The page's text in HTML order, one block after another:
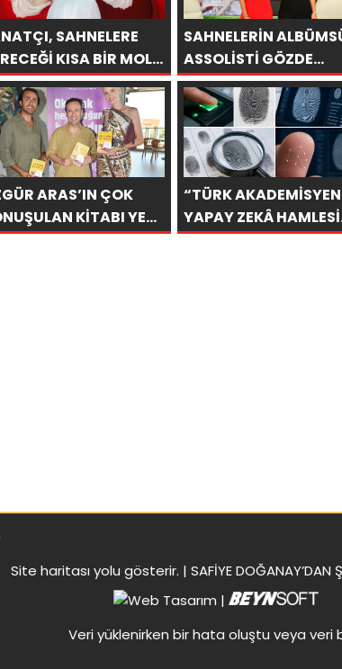
SAHNELERE
KISA BİR MOLA
13 AĞUSTOS’TA
KEZ HARBİYE’DE
SAHNELERİN
ASSOLİSTİ GÖZDE
DEMİRBİLEK, NR1
MAGAZİN’DE: “SON
ASSOLİST OLARAK
OLACAĞIM!”
ARAS’IN ÇOK
KİTABI YENI
TITANIC
“TÜRK
YAPAY ZEKÂ
PARMAK İZİNDEN
Site haritası yolu gösterir. | SAFİYE DOĞANAY’DAN
|
Veri yüklenirken bir hata oluştu veya veri